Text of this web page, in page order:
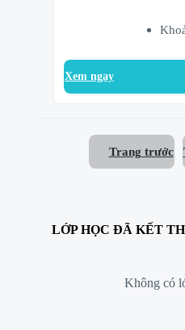
Xem ngay
Trang trước
LỚP HỌC ĐÃ KẾT
Không có